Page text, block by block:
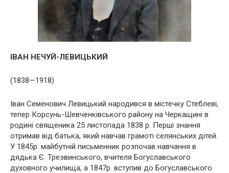
ІВАН НЕЧУЙ-ЛЕВИЦЬКИЙ
(1838—1918)
Іван Семенович Левицький народився в містечку Стеблеві,
тепер Корсунь-Шевченківського району на Черкащині в
родині священика 25 листопада 1838 р. Перші знання
отримав від батька, який навчав грамоті селянських дітей.
У 1845р. майбутній письменник розпочав навчання в
дядька Є. Трезвинського, вчителя Богуславського
духовного училища, а 1847р. вступив до Богуславського